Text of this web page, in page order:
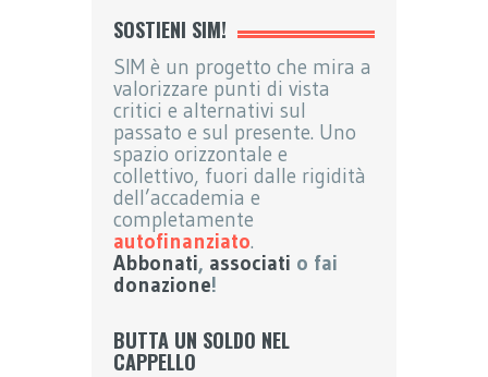
SOSTIENI SIM!
SIM è un progetto che mira a
valorizzare punti di vista
critici e alternativi sul
passato e sul presente. Uno
spazio orizzontale e
collettivo, fuori dalle rigidità
dell’accademia e
completamente
autofinanziato.
Abbonati, associati o fai
donazione!
BUTTA UN SOLDO NEL
CAPPELLO